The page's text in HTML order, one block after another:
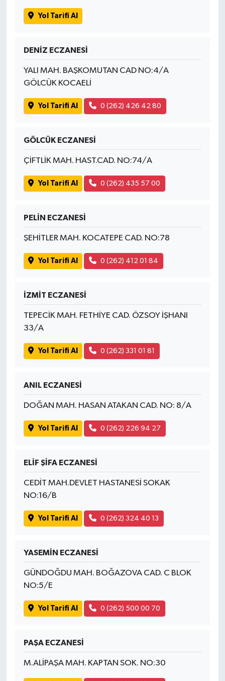
Yol Tarifi Al
DENİZ ECZANESİ
YALI MAH. BAŞKOMUTAN CAD NO:4/A
GÖLCÜK KOCAELİ
Yol Tarifi Al 0 (262) 426 42 80
GÖLCÜK ECZANESİ
ÇİFTLİK MAH. HAST.CAD. NO:74/A
Yol Tarifi Al 0 (262) 435 57 00
PELİN ECZANESİ
ŞEHİTLER MAH. KOCATEPE CAD. NO:78
Yol Tarifi Al 0 (262) 412 01 84
İZMİT ECZANESİ
TEPECİK MAH. FETHİYE CAD. ÖZSOY İŞHANI
33/A
Yol Tarifi Al 0 (262) 331 01 81
ANIL ECZANESİ
DOĞAN MAH. HASAN ATAKAN CAD. NO: 8/A
Yol Tarifi Al 0 (262) 226 94 27
ELİF ŞİFA ECZANESİ
CEDİT MAH.DEVLET HASTANESİ SOKAK
NO:16/B
Yol Tarifi Al 0 (262) 324 40 13
YASEMİN ECZANESİ
GÜNDOĞDU MAH. BOĞAZOVA CAD. C BLOK
NO:5/E
Yol Tarifi Al 0 (262) 500 00 70
PAŞA ECZANESİ
M.ALİPAŞA MAH. KAPTAN SOK. NO:30